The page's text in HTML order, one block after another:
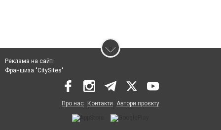
Реклама на сайті
Франшиза "CitySites"
Про нас Контакти Автори проєкту